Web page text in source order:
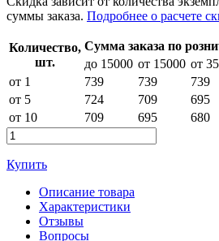
суммы заказа. Подробнее о расчете
Количество,
шт.
Сумма заказа по
до 15000 от 15000 от
от 1
739 739 739
от 5
724 709 695
от 10
709 695 680
Купить
Описание товара
Характеристики
Отзывы
Вопросы